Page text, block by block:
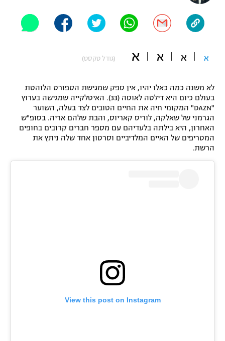
"מחצית בשכונה" – פודקאסט
תקנון עבור פעילות אלקטרה
תקנון עבור פעילות ספורט 1 – "מרלן"
טניס
גיימינג E-Sports
תנאי שימוש
הצטרפות לחבילת הערוצים
אופניים
פוטבול אמריקאי NFL
בייסבול MLB
ספורט אתגרי ואקסטרים
א א א א (גודל טקסט)
לא משנה כמה כאלו יהיו, אין ספק שמגישת הספורט הלוהטת
בעולם כיום היא דילטה לאוטה (33). האיטלקייה שמגישה בערוץ
"DAZN" המקומי חיה את החיים הטובים לצד בעלה, השוער
הגרמני של שאלקה, לוריס קאריוס, והבת שלהם אריה. בסופ"ש
האחרון, היא בילתה בלעדיהם עם מספר חברים קרובים בחופים
המטריפים של האיים המלדיביים וסרטון אחד שלה ניתץ את
הרשת.
View this post on Instagram